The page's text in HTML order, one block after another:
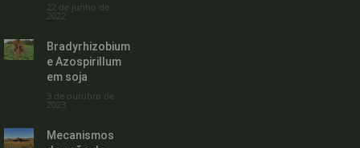
22 de junho de
2022
Bradyrhizobium
e Azospirillum
em soja
3 de outubro de
2023
Mecanismos